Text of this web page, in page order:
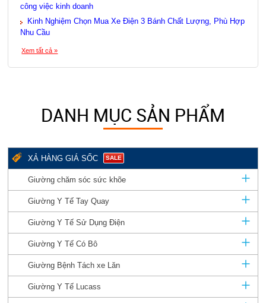
công việc kinh doanh
Kinh Nghiệm Chọn Mua Xe Điện 3 Bánh Chất Lượng, Phù Hợp
Nhu Cầu
Xem tất cả »
DANH MỤC SẢN PHẨM
XẢ HÀNG GIÁ SỐC SALE
Giường chăm sóc sức khõe
Giường Y Tế Tay Quay
Giường Y Tế Sử Dụng Điện
Giường Y Tế Có Bô
Giường Bệnh Tách xe Lăn
Giường Y Tế Lucass